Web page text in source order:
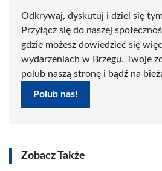
Odkrywaj, dyskutuj i dziel się
Przyłącz się do naszej
gdzie możesz dowiedzieć się
wydarzeniach w Brzegu. Twoje
polub naszą stronę i bądź na
Polub nas!
Zobacz Także